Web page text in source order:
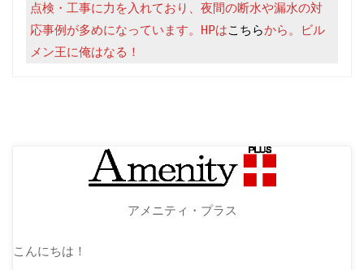
点検・工事に力を入れており、夜間の断水や漏水の対
応事例が多めになっています。HPはこちらから。ビル
メン王に俺はなる！
アメニティ・プラス
こんにちは！